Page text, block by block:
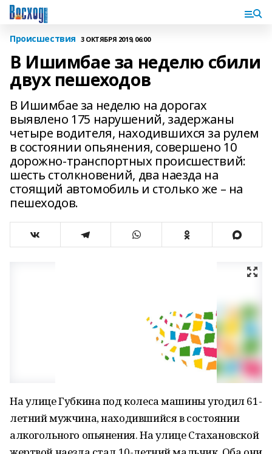
Происшествия 3 ОКТЯБРЯ 2019, 06:00
В Ишимбае за неделю сбили
двух пешеходов
В Ишимбае за неделю на дорогах
выявлено 175 нарушений, задержаны
четыре водителя, находившихся за рулем
в состоянии опьянения, совершено 10
дорожно-транспортных происшествий:
шесть столкновений, два наезда на
стоящий автомобиль и столько же – на
пешеходов.
На улице Губкина под колеса машины угодил 61-
летний мужчина, находившийся в состоянии
алкогольного опьянения. На улице Стахановской